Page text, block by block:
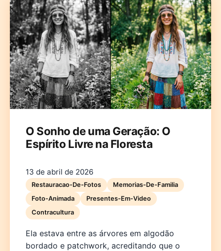
O Sonho de uma Geração: O
Espírito Livre na Floresta
13 de abril de 2026
Restauracao-De-Fotos
Memorias-De-Familia
Foto-Animada
Presentes-Em-Video
Contracultura
Ela estava entre as árvores em algodão
bordado e patchwork, acreditando que o